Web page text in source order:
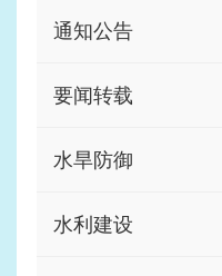
通知公告
要闻转载
水旱防御
水利建设